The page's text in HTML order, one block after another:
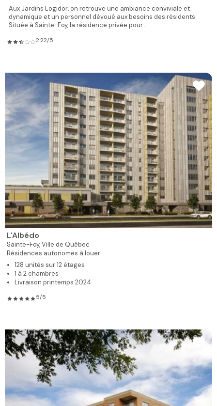
Aux Jardins Logidor, on retrouve une ambiance conviviale et
dynamique et un personnel dévoué aux besoins des résidents.
Située à Sainte-Foy, la résidence privée pour...
2.22/5
L'Albédo
Sainte-Foy,Ville de Québec
Résidences autonomes à louer
128 unités sur 12 étages
1 à 2 chambres
Livraison printemps 2024
5/5